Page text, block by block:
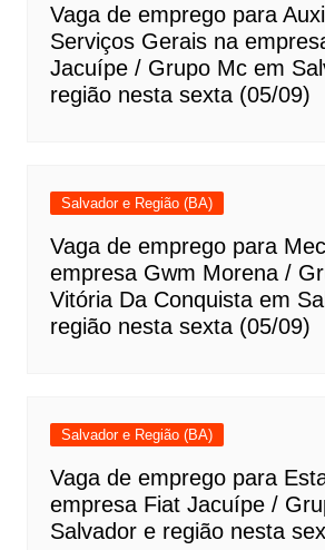
Vaga de emprego para
Serviços Gerais na
Jacuípe / Grupo Mc em
região nesta sexta (05/09)
Salvador e Região (BA)
Vaga de emprego para
empresa Gwm Morena /
Vitória Da Conquista em
região nesta sexta (05/09)
Salvador e Região (BA)
Vaga de emprego para
empresa Fiat Jacuípe /
Salvador e região nesta